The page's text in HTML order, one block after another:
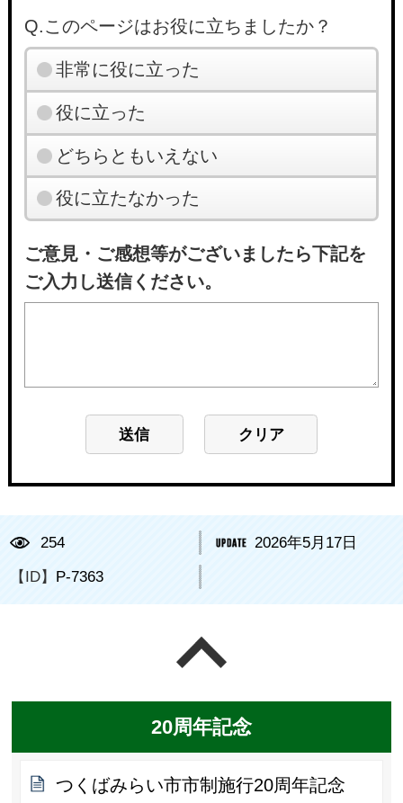
Q.このページはお役に立ちましたか？
非常に役に立った
役に立った
どちらともいえない
役に立たなかった
ご意見・ご感想等がございましたら下記を
ご入力し送信ください。
254 2026年5月17日
【ID】 P-7363
20周年記念
つくばみらい市市制施行20周年記念